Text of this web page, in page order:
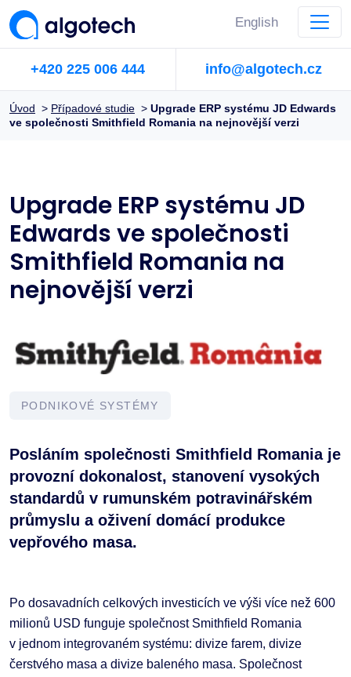
English
+420 225 006 444 info@algotech.cz
Úvod > Případové studie > Upgrade ERP systému JD Edwards
ve společnosti Smithfield Romania na nejnovější verzi
Upgrade ERP systému JD
Edwards ve společnosti
Smithfield Romania na
nejnovější verzi
PODNIKOVÉ SYSTÉMY
Posláním společnosti Smithfield Romania je
provozní dokonalost, stanovení vysokých
standardů v rumunském potravinářském
průmyslu a oživení domácí produkce
vepřového masa.
Po dosavadních celkových investicích ve výši více než 600
milionů USD funguje společnost Smithfield Romania
v jednom integrovaném systému: divize farem, divize
čerstvého masa a divize baleného masa. Společnost